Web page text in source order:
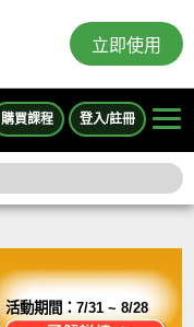
立即使用
購買課程 登入/註冊
活動期間：7/31 ~ 8/28